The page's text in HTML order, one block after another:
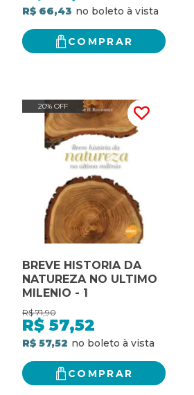
R$ 66,43
COMPRAR
20% OFF
BREVE HISTORIA DA
NATUREZA NO ULTIMO
MILENIO - 1
R$ 71,90
R$ 57,52
R$ 57,52
COMPRAR